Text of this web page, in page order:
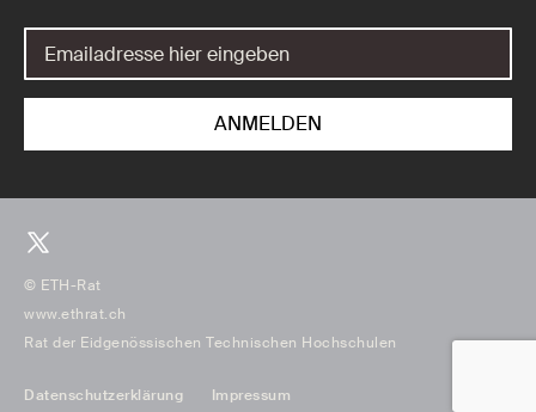
© ETH-Rat
www.ethrat.ch
Rat der Eidgenössischen Technischen Hochschulen
Datenschutzerklärung Impressum